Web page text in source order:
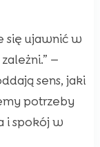
się ujawnić w
—
sens, jaki
potrzeby
i spokój w